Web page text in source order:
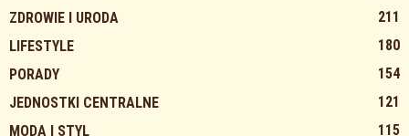
ZDROWIE I URODA
211
LIFESTYLE
180
PORADY
154
JEDNOSTKI CENTRALNE
121
MODA I STYL
115